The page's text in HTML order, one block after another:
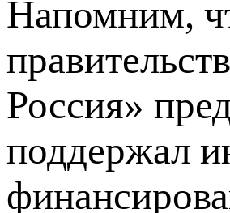
Напомним,
Россия»
поддержал